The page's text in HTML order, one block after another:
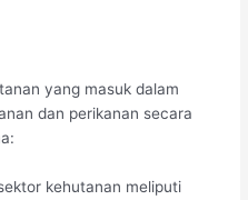
yang masuk dalam
dan perikanan secara
kehutanan meliputi